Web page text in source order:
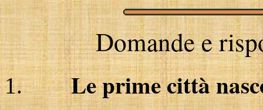
Domande e
Le prime città